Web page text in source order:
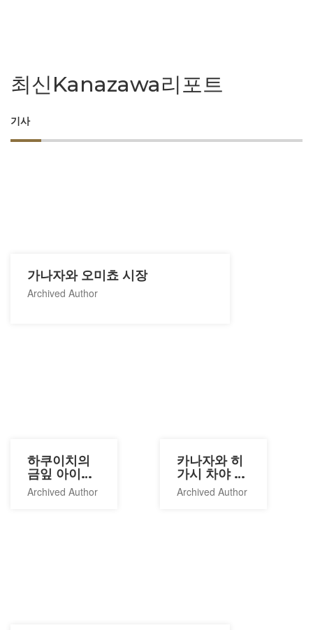
최신Kanazawa리포트
기사
가나자와 오미쵸 시장
Archived Author
하쿠이치의
금잎 아이스
크림
Archived Author
카나자와 히
가시 차야 게
이샤 구역
Archived Author